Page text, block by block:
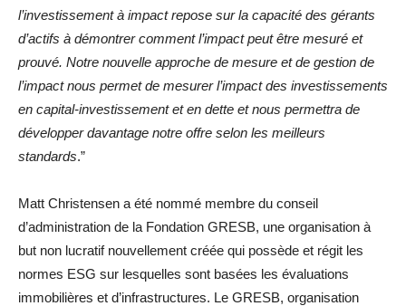
l’investissement à impact repose sur la capacité des gérants
d’actifs à démontrer comment l’impact peut être mesuré et
prouvé. Notre nouvelle approche de mesure et de gestion de
l’impact nous permet de mesurer l’impact des investissements
en capital-investissement et en dette et nous permettra de
développer davantage notre offre selon les meilleurs
standards.”
Matt Christensen a été nommé membre du conseil
d’administration de la Fondation GRESB, une organisation à
but non lucratif nouvellement créée qui possède et régit les
normes ESG sur lesquelles sont basées les évaluations
immobilières et d’infrastructures. Le GRESB, organisation